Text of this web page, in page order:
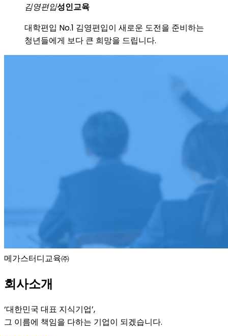
김영편입성인교육
대학편입 No.1 김영편입이 새로운 도전을 준비하는
청년들에게 보다 큰 희망을 드립니다.
메가스터디교육㈜
회사소개
‘대한민국 대표 지식기업’,
그 이름에 책임을 다하는 기업이 되겠습니다.